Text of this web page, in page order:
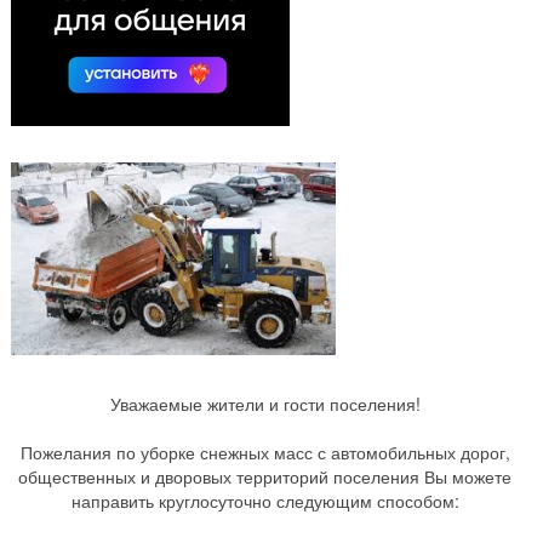
Уважаемые жители и гости поселения!
Пожелания по уборке снежных масс с автомобильных дорог,
общественных и дворовых территорий поселения Вы можете
направить круглосуточно следующим способом: